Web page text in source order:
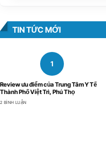
TIN TỨC MỚI
Review ưu điểm của Trung Tâm Y Tế
Thành Phố Việt Trì, Phú Thọ
2 BÌNH LUẬN